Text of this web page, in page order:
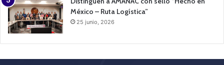
México – Ruta Logística”
25 junio, 2026